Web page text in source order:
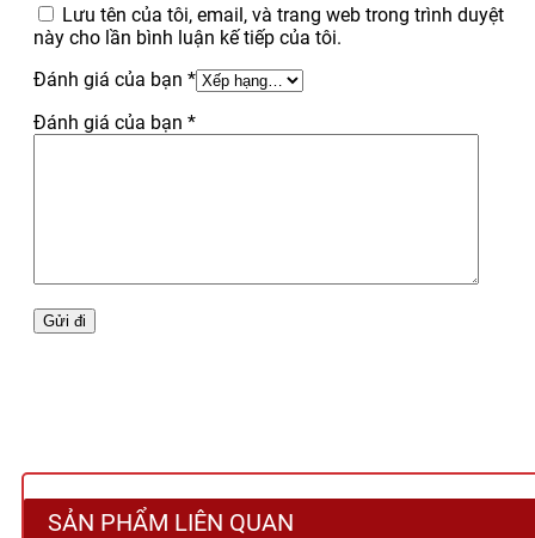
Lưu tên của tôi, email, và trang web trong trình duyệt
này cho lần bình luận kế tiếp của tôi.
Đánh giá của bạn *
Đánh giá của bạn *
SẢN PHẨM LIÊN QUAN